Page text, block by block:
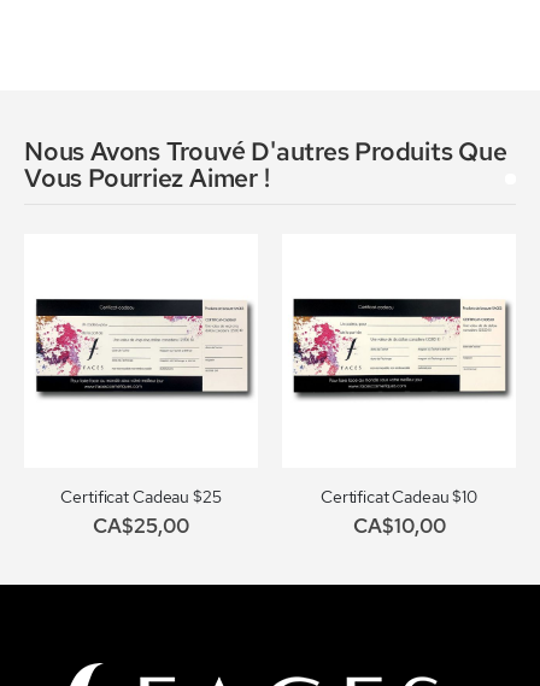
Nous Avons Trouvé D'autres Produits Que
Vous Pourriez Aimer !
Certificat Cadeau $25
CA$25,00
Certificat Cadeau $10
CA$10,00